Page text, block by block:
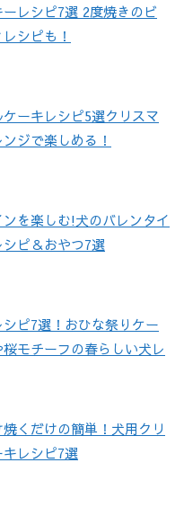
レシピ7選 2度焼きのビ
シピも！
ーキレシピ5選クリスマ
ジで楽しめる！
を楽しむ!犬のバレンタイ
シピ＆おやつ7選
ピ7選！おひな祭りケー
モチーフの春らしい犬レ
くだけの簡単！犬用クリ
レシピ7選